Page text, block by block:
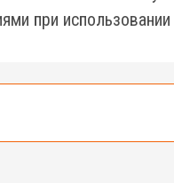
при использовании